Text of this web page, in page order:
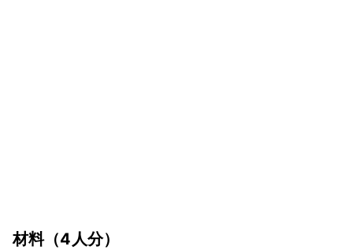
材料（4人分）